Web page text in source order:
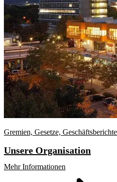
Gremien, Gesetze, Geschäftsberichte
Unsere Organisation
Mehr Informationen